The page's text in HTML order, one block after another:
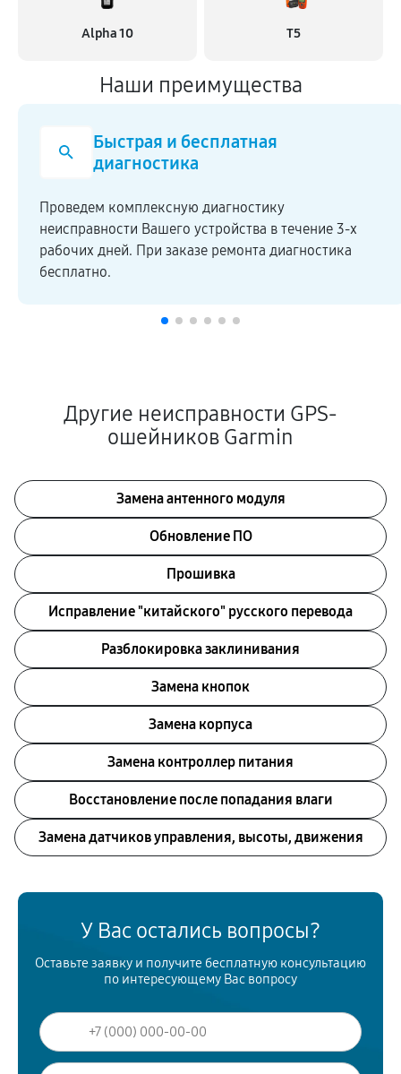
Alpha 10 T5
Наши преимущества
Быстрая и бесплатная
диагностика
Проведем комплексную диагностику
неисправности Вашего устройства в течение 3-х
рабочих дней. При заказе ремонта диагностика
бесплатно.
Другие неисправности GPS-
ошейников Garmin
Замена антенного модуля
Обновление ПО
Прошивка
Исправление "китайского" русского перевода
Разблокировка заклинивания
Замена кнопок
Замена корпуса
Замена контроллер питания
Восстановление после попадания влаги
Замена датчиков управления, высоты, движения
У Вас остались вопросы?
Оставьте заявку и получите бесплатную консультацию
по интересующему Вас вопросу